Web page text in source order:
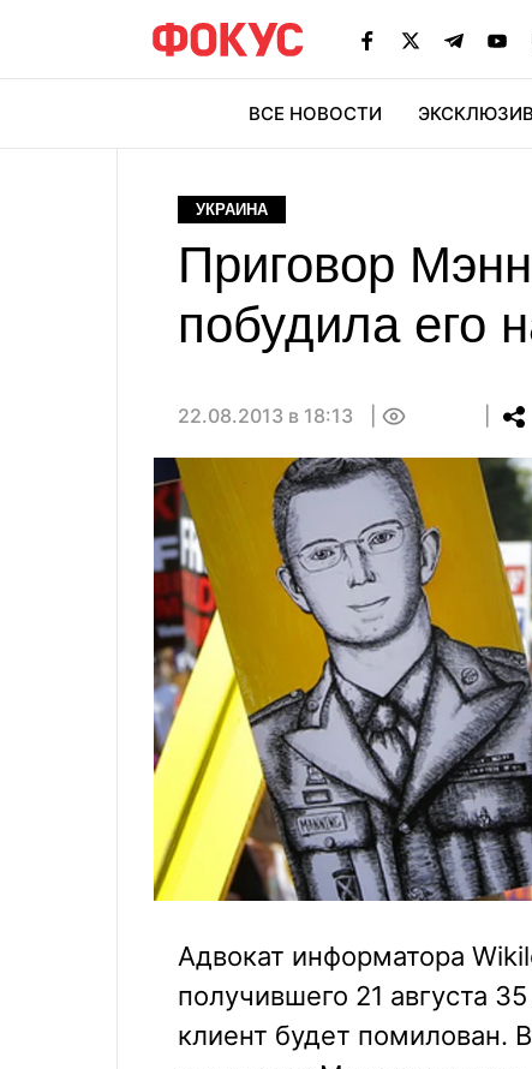
ВСЕ НОВОСТИ
УКРАИНА
Приговор
побудила его
22.08.2013 в 18:13
Адвокат информатора
получившего 21 августа
клиент будет